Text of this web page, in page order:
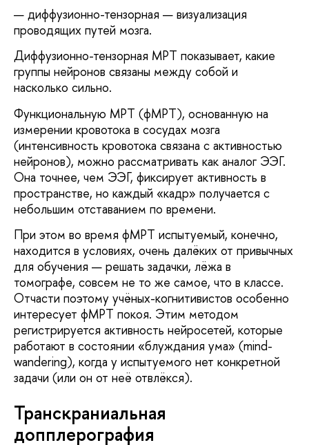
диффузионно-тензорная — визуализация
проводящих путей мозга.
Диффузионно-тензорная МРТ показывает, какие
группы нейронов связаны между собой и
насколько сильно.
Функциональную МРТ (фМРТ), основанную на
измерении кровотока в сосудах мозга
(интенсивность кровотока связана с активностью
нейронов), можно рассматривать как аналог ЭЭГ.
Она точнее, чем ЭЭГ, фиксирует активность в
пространстве, но каждый «кадр» получается с
небольшим отставанием по времени.
При этом во время фМРТ испытуемый, конечно,
находится в условиях, очень далёких от привычных
для обучения — решать задачки, лёжа в
томографе, совсем не то же самое, что в классе.
Отчасти поэтому учёных-когнитивистов особенно
интересует фМРТ покоя. Этим методом
регистрируется активность нейросетей, которые
работают в состоянии «блуждания ума» (mind-
wandering), когда у испытуемого нет конкретной
задачи (или он от неё отвлёкся).
Транскраниальная
допплерография